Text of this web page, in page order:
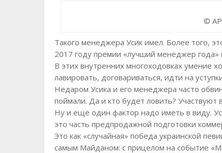
©
Такого менеджера Усик имел. Более того,
2017 году премии «лучший менеджер
В этих внутренних многоходовках умение
лавировать, договариваться, идти на
Недаром Усика и его менеджера часто
поймали. Да и кто будет ловить? Участвуют
Ну и ещё один фактор надо иметь в виду.
это часть предпродажной подготовки
Это как «случайная» победа украинской
самым Майданом: с прицелом на событие